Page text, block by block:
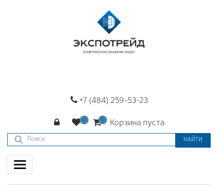
+7 (484) 259-53-23
Корзина пуста
НАЙТИ